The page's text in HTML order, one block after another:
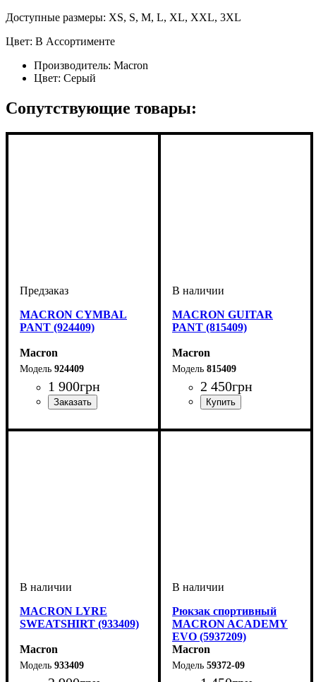
Доступные размеры: XS, S, M, L, XL, XXL, 3XL
Цвет: В Ассортименте
Производитель: Macron
Цвет: Серый
Сопутствующие товары:
MACRON CYMBAL
PANT (924409)
Macron
924409
1 900грн
MACRON GUITAR
PANT (815409)
Macron
815409
2 450грн
MACRON LYRE
SWEATSHIRT (933409)
Macron
933409
Рюкзак спортивный
MACRON ACADEMY
EVO (5937209)
Macron
59372-09